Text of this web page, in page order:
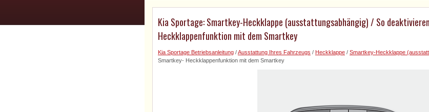
Kia Sportage: Smartkey-Heckklappe (ausstattungsabhängig) / So
Heckklappenfunktion mit dem Smartkey
Kia Sportage Betriebsanleitung /Ausstattung Ihres Fahrzeugs / Heckklappe / Smartkey-Heckklappe
Smartkey- Heckklappenfunktion mit dem Smartkey